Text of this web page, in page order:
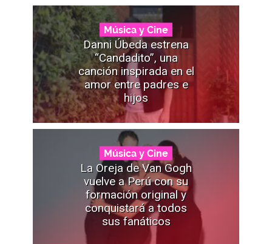
Música y Cine
Danni Úbeda estrena
“Candadito”, una
canción inspirada en el
amor entre padres e
hijos
Música y Cine
La Oreja de Van Gogh
vuelve a Perú con su
formación original y
conquistará a todos
sus fanáticos